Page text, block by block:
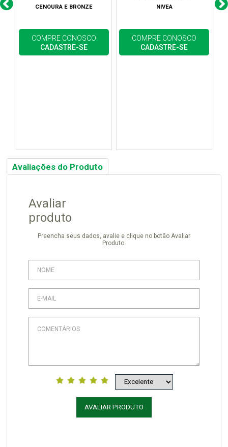
CENOURA E BRONZE
COMPRE CONOSCO
CADASTRE-SE
NIVEA
COMPRE CONOSCO
CADASTRE-SE
Avaliações do Produto
Avaliar
produto
Preencha seus dados, avalie e clique no botão Avaliar
Produto.
AVALIAR PRODUTO